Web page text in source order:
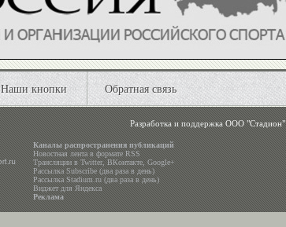
Наши кнопки Обратная связь
Разработка и поддержкаООО "Стадион"
Каналы распространения публикаций
Новостная лента в формате RSS
Трансляции вTwitter,ВКонтакте,Google+
Рассылка Subscribe (два раза в день)
Рассылка Stadium.ru (два раза в день)
Виджет для Яндекса
Реклама